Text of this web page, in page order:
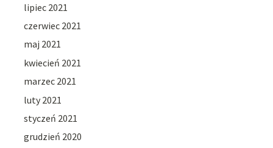
lipiec 2021
czerwiec 2021
maj 2021
kwiecień 2021
marzec 2021
luty 2021
styczeń 2021
grudzień 2020